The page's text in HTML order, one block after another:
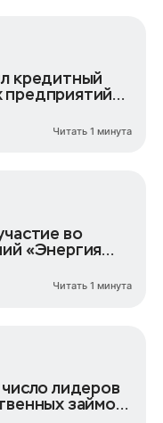
кредитный
предприятий
Читать 1 минута
во
«Энергия
Читать 1 минута
лидеров
займов